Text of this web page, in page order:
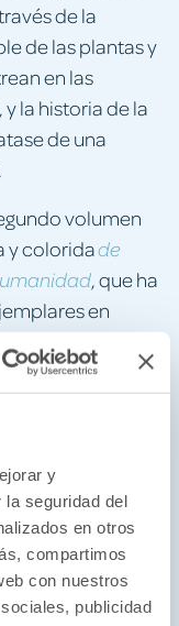
y
la seguridad del
en otros
compartimos
con nuestros
publicidad
de la
de las plantas y
en las
, y la historia de la
de una
volumen
y coloridade
, que ha
en
volumen o de
a
las formas en
y nos han
ser
todos
ancestros, este